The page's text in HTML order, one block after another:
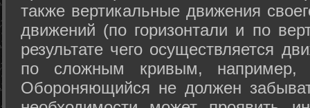
также вертикальные движения
движений (по горизонтали и по
результате чего осуществляется
по сложным кривым, например,
Обороняющийся не должен